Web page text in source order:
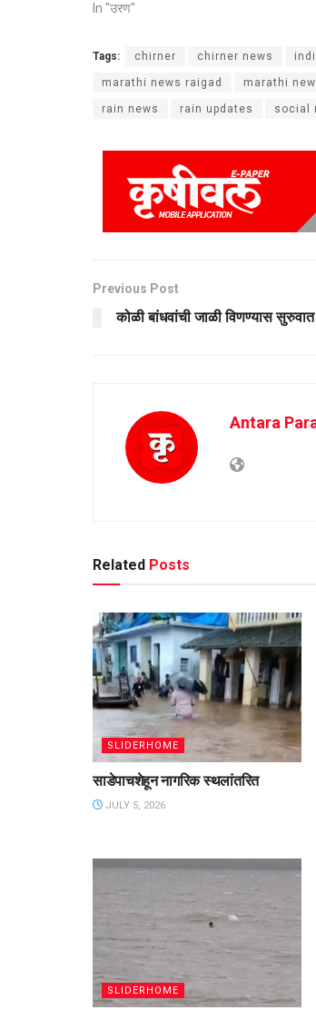
In "उरण"
Tags: chirner chirner news
marathi news raigad marathi
rain news rain updates social
Previous Post
कोळी बांधवांची जाळी विणण्यास सुरुवात
Antara
Related Posts
SLIDERHOME
साडेपाचशेहून नागरिक स्थलांतरित
JULY 5, 2026
SLIDERHOME